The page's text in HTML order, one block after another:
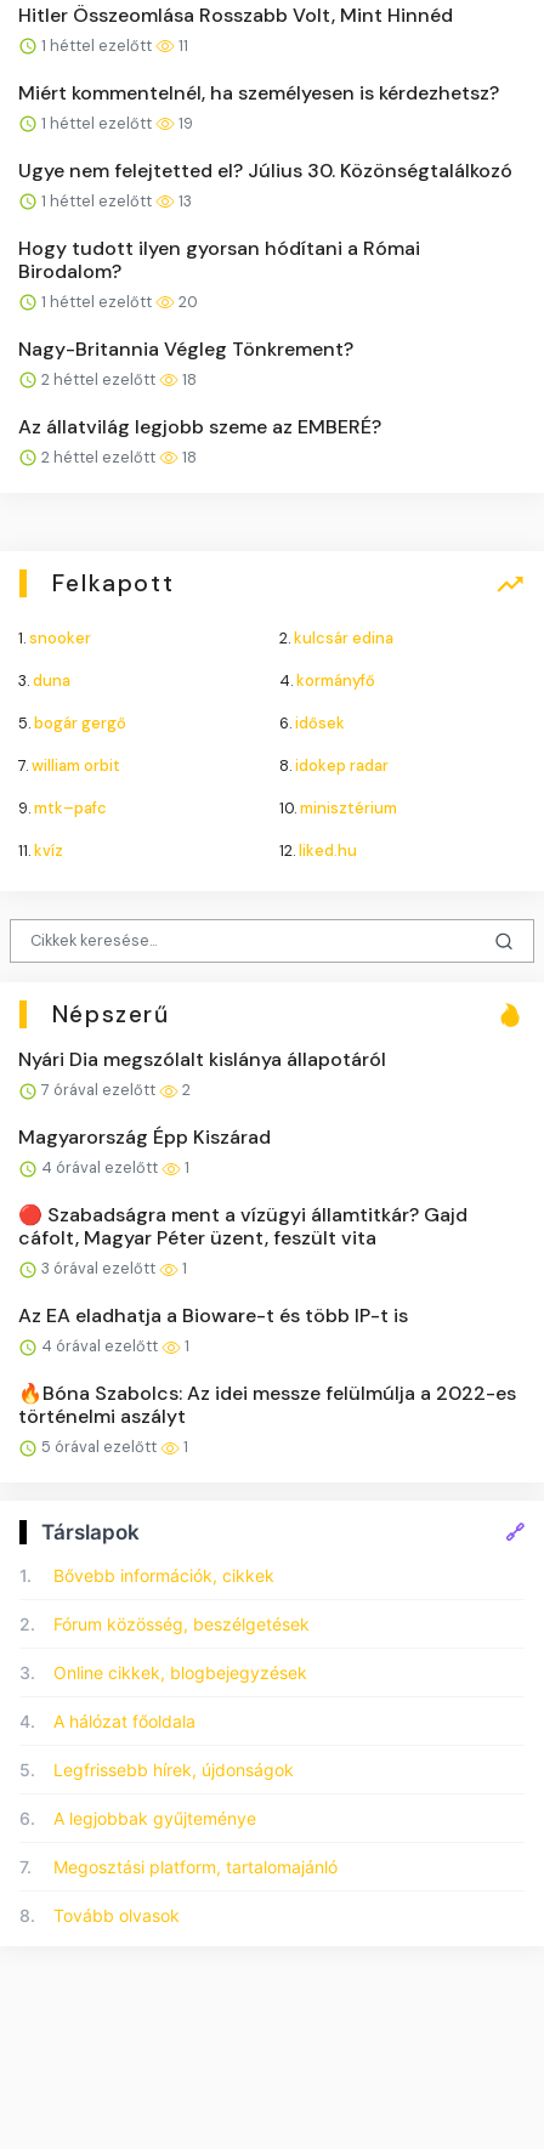
Hitler Összeomlása Rosszabb Volt, Mint Hinnéd
1 héttel ezelőtt 11
Miért kommentelnél, ha személyesen is kérdezhetsz?
1 héttel ezelőtt 19
Ugye nem felejtetted el? Július 30. Közönségtalálkozó
1 héttel ezelőtt 13
Hogy tudott ilyen gyorsan hódítani a Római
Birodalom?
1 héttel ezelőtt 20
Nagy-Britannia Végleg Tönkrement?
2 héttel ezelőtt 18
Az állatvilág legjobb szeme az EMBERÉ?
2 héttel ezelőtt 18
Felkapott
1.snooker 2.kulcsár edina
3.duna 4.kormányfő
5.bogár gergő 6.idősek
7.william orbit 8.idokep radar
9.mtk–pafc 10.minisztérium
11.kvíz 12.liked.hu
Népszerű
Nyári Dia megszólalt kislánya állapotáról
7 órával ezelőtt 2
Magyarország Épp Kiszárad
4 órával ezelőtt 1
🔴 Szabadságra ment a vízügyi államtitkár? Gajd
cáfolt, Magyar Péter üzent, feszült vita
3 órával ezelőtt 1
Az EA eladhatja a Bioware-t és több IP-t is
4 órával ezelőtt 1
🔥Bóna Szabolcs: Az idei messze felülmúlja a 2022-es
történelmi aszályt
5 órával ezelőtt 1
Társlapok 🔗
1. Bővebb információk, cikkek
2. Fórum közösség, beszélgetések
3. Online cikkek, blogbejegyzések
4. A hálózat főoldala
5. Legfrissebb hírek, újdonságok
6. A legjobbak gyűjteménye
7. Megosztási platform, tartalomajánló
8. Tovább olvasok